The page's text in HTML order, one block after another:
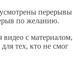
перерывы
по желанию.
видео с материалом,
тех, кто не смог